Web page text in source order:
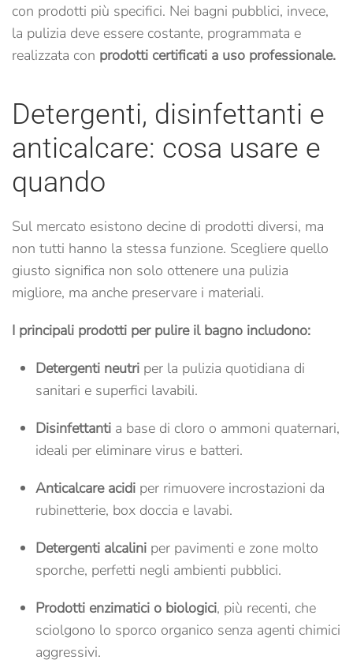
con prodotti più specifici. Nei bagni pubblici, invece,
la pulizia deve essere costante, programmata e
realizzata con prodotti certificati a uso professionale.
Detergenti, disinfettanti e
anticalcare: cosa usare e
quando
Sul mercato esistono decine di prodotti diversi, ma
non tutti hanno la stessa funzione. Scegliere quello
giusto significa non solo ottenere una pulizia
migliore, ma anche preservare i materiali.
I principali prodotti per pulire il bagno includono:
Detergenti neutri per la pulizia quotidiana di
sanitari e superfici lavabili.
Disinfettanti a base di cloro o ammoni quaternari,
ideali per eliminare virus e batteri.
Anticalcare acidi per rimuovere incrostazioni da
rubinetterie, box doccia e lavabi.
Detergenti alcalini per pavimenti e zone molto
sporche, perfetti negli ambienti pubblici.
Prodotti enzimatici o biologici, più recenti, che
sciolgono lo sporco organico senza agenti chimici
aggressivi.